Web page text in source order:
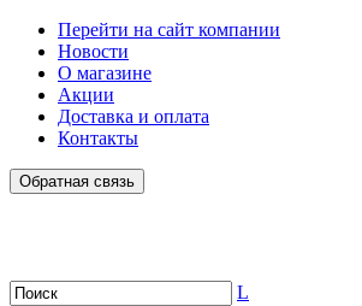
Перейти на сайт компании
Новости
О магазине
Акции
Доставка и оплата
Контакты
Обратная связь
L